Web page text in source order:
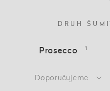
DRUH
Prosecco 1
Doporučujeme